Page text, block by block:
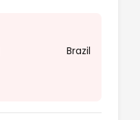
Brazil